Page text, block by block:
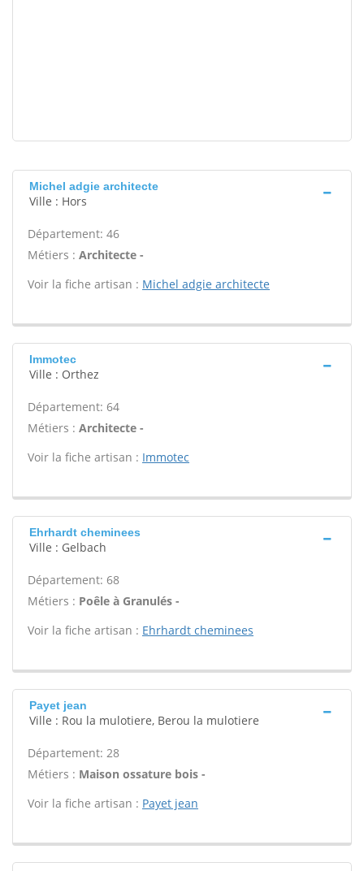
Michel adgie architecte
Ville : Hors
Département: 46
Métiers : Architecte -
Voir la fiche artisan : Michel adgie architecte
Immotec
Ville : Orthez
Département: 64
Métiers : Architecte -
Voir la fiche artisan : Immotec
Ehrhardt cheminees
Ville : Gelbach
Département: 68
Métiers : Poêle à Granulés -
Voir la fiche artisan : Ehrhardt cheminees
Payet jean
Ville : Rou la mulotiere, Berou la mulotiere
Département: 28
Métiers : Maison ossature bois -
Voir la fiche artisan : Payet jean